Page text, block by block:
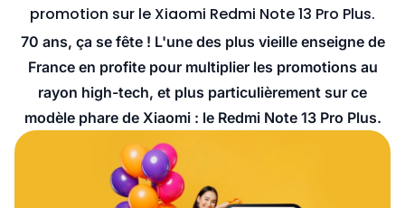
promotion sur le Xiaomi Redmi Note 13 Pro Plus.
70 ans, ça se fête ! L'une des plus vieille enseigne de
France en profite pour multiplier les promotions au
rayon high-tech, et plus particulièrement sur ce
modèle phare de Xiaomi : le Redmi Note 13 Pro Plus.